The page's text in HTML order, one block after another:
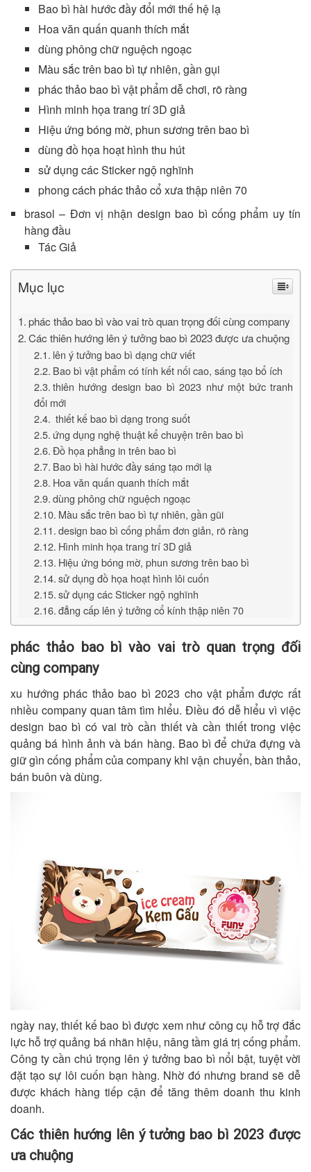
Bao bì hài hước đầy đổi mới thế hệ lạ
Hoa văn quấn quanh thích mắt
dùng phông chữ nguệch ngoạc
Màu sắc trên bao bì tự nhiên, gần gụi
phác thảo bao bì vật phẩm dễ chơi, rõ ràng
Hình minh họa trang trí 3D giả
Hiệu ứng bóng mờ, phun sương trên bao bì
dùng đồ họa hoạt hình thu hút
sử dụng các Sticker ngộ nghĩnh
phong cách phác thảo cổ xưa thập niên 70
brasol – Đơn vị nhận design bao bì cống phẩm uy tín
hàng đầu
Tác Giả
Mục lục
phác thảo bao bì vào vai trò quan trọng đối cùng company
Các thiên hướng lên ý tưởng bao bì 2023 được ưa chuộng
lên ý tưởng bao bì dạng chữ viết
Bao bì vật phẩm có tính kết nối cao, sáng tạo bổ ích
thiên hướng design bao bì 2023 như một bức tranh
đổi mới
thiết kế bao bì dạng trong suốt
ứng dụng nghệ thuật kể chuyện trên bao bì
Đồ họa phẳng in trên bao bì
Bao bì hài hước đầy sáng tạo mới lạ
Hoa văn quấn quanh thích mắt
dùng phông chữ nguệch ngoạc
Màu sắc trên bao bì tự nhiên, gần gũi
design bao bì cống phẩm đơn giản, rõ ràng
Hình minh họa trang trí 3D giả
Hiệu ứng bóng mờ, phun sương trên bao bì
sử dụng đồ họa hoạt hình lôi cuốn
sử dụng các Sticker ngộ nghĩnh
đẳng cấp lên ý tưởng cổ kính thập niên 70
phác thảo bao bì vào vai trò quan trọng đối
cùng company
xu hướng phác thảo bao bì 2023 cho vật phẩm được rất
nhiều company quan tâm tìm hiểu. Điều đó dễ hiểu vì việc
design bao bì có vai trò cần thiết và cần thiết trong việc
quảng bá hình ảnh và bán hàng. Bao bì để chứa đựng và
giữ gìn cống phẩm của company khi vận chuyển, bàn thảo,
bán buôn và dùng.
ngày nay, thiết kế bao bì được xem như công cụ hỗ trợ đắc
lực hỗ trợ quảng bá nhãn hiệu, nâng tầm giá trị cống phẩm.
Công ty cần chú trọng lên ý tưởng bao bì nổi bật, tuyệt vời
đặt tạo sự lôi cuốn bạn hàng. Nhờ đó nhưng brand sẽ dễ
được khách hàng tiếp cận để tăng thêm doanh thu kinh
doanh.
Các thiên hướng lên ý tưởng bao bì 2023 được
ưa chuộng